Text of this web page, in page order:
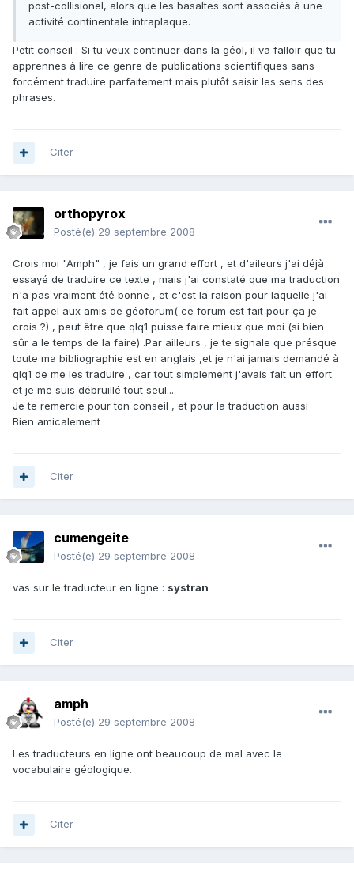
post-collisionel, alors que les basaltes sont associés à une
activité continentale intraplaque.
Petit conseil : Si tu veux continuer dans la géol, il va falloir que tu
apprennes à lire ce genre de publications scientifiques sans
forcément traduire parfaitement mais plutôt saisir les sens des
phrases.
Citer
orthopyrox
Posté(e) 29 septembre 2008
Crois moi "Amph" , je fais un grand effort , et d'aileurs j'ai déjà
essayé de traduire ce texte , mais j'ai constaté que ma traduction
n'a pas vraiment été bonne , et c'est la raison pour laquelle j'ai
fait appel aux amis de géoforum( ce forum est fait pour ça je
crois ?) , peut être que qlq1 puisse faire mieux que moi (si bien
sûr a le temps de la faire) .Par ailleurs , je te signale que présque
toute ma bibliographie est en anglais ,et je n'ai jamais demandé à
qlq1 de me les traduire , car tout simplement j'avais fait un effort
et je me suis débruillé tout seul...
Je te remercie pour ton conseil , et pour la traduction aussi
Bien amicalement
Citer
cumengeite
Posté(e) 29 septembre 2008
vas sur le traducteur en ligne : systran
Citer
amph
Posté(e) 29 septembre 2008
Les traducteurs en ligne ont beaucoup de mal avec le
vocabulaire géologique.
Citer